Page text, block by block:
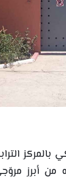
بالمركز
أبرز